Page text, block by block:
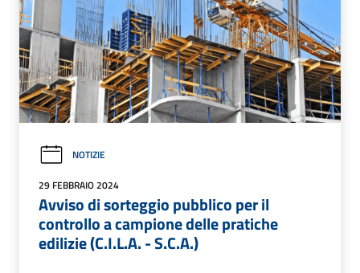
NOTIZIE
29 FEBBRAIO 2024
Avviso di sorteggio pubblico per il
controllo a campione delle pratiche
edilizie (C.I.L.A. - S.C.A.)